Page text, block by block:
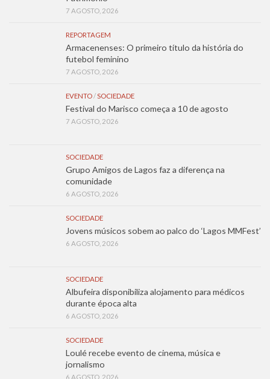
7 AGOSTO, 2026
REPORTAGEM
Armacenenses: O primeiro título da história do
futebol feminino
7 AGOSTO, 2026
EVENTO / SOCIEDADE
Festival do Marisco começa a 10 de agosto
7 AGOSTO, 2026
SOCIEDADE
Grupo Amigos de Lagos faz a diferença na
comunidade
6 AGOSTO, 2026
SOCIEDADE
Jovens músicos sobem ao palco do ‘Lagos MMFest’
6 AGOSTO, 2026
SOCIEDADE
Albufeira disponibiliza alojamento para médicos
durante época alta
6 AGOSTO, 2026
SOCIEDADE
Loulé recebe evento de cinema, música e
jornalismo
6 AGOSTO, 2026